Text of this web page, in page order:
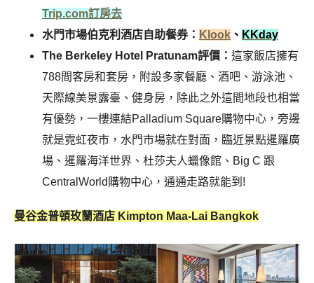
Trip.com訂房去
水門市場伯克利酒店自助餐券： Klook 、 KKday
The Berkeley Hotel Pratunam評價： 這家飯店擁有
788間客房和套房，附設多家餐廳、酒吧、游泳池、
天際線美景露臺、健身房，除此之外這間地段也相當
有優勢，一樓連結Palladium Square購物中心，旁邊
就是霓虹夜市，水門市場就在對面，臨近景點暹羅廣
場、暹羅海洋世界、杜莎夫人蠟像館、Big C 跟
CentralWorld購物中心，通通走路就能到!
曼谷金普頓玫蘭酒店 Kimpton Maa-Lai Bangkok